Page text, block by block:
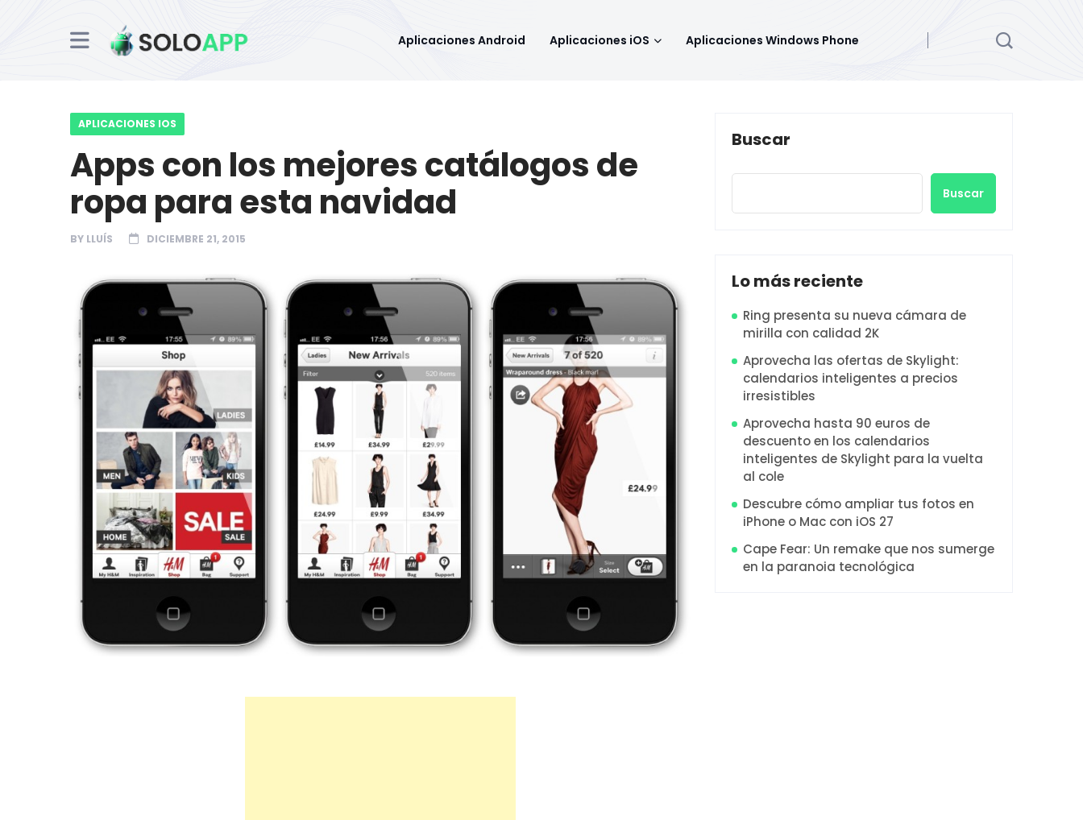
Aplicaciones Android Aplicaciones iOS Aplicaciones Windows Phone
APLICACIONES IOS
Apps con los mejores catálogos de
ropa para esta navidad
BY LLUÍS DICIEMBRE 21, 2015
Buscar
Buscar
Lo más reciente
Ring presenta su nueva cámara de
mirilla con calidad 2K
Aprovecha las ofertas de Skylight:
calendarios inteligentes a precios
irresistibles
Aprovecha hasta 90 euros de
descuento en los calendarios
inteligentes de Skylight para la vuelta
al cole
Descubre cómo ampliar tus fotos en
iPhone o Mac con iOS 27
Cape Fear: Un remake que nos sumerge
en la paranoia tecnológica